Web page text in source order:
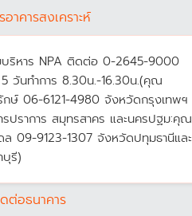
อาคารสงเคราะห์
บริหาร NPA ติดต่อ 0-2645-9000
วันทำการ 8.30น.-16.30น.(คุณ
ษ์ 06-6121-4980 จังหวัดกรุงเทพฯ
ปราการ สมุทรสาคร และนครปฐม:คุณ
09-9123-1307 จังหวัดปทุมธานีและ
รี)
ต่อธนาคาร